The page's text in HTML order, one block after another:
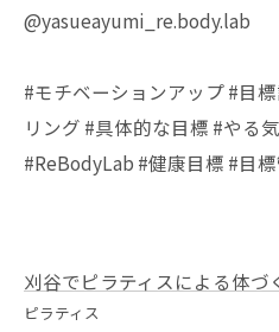
@yasueayumi_re.body.lab
#モチベーションアップ #目
リング #具体的な目標 #やる
#ReBodyLab #健康目標 #目
刈谷でピラティスによる体づ
ピラティス